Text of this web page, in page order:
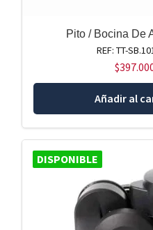
Pito / Bocina De
REF: TT-
$
Añadir al
DISPONIBLE